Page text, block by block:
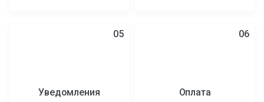
05
Уведомления
06
Оплата